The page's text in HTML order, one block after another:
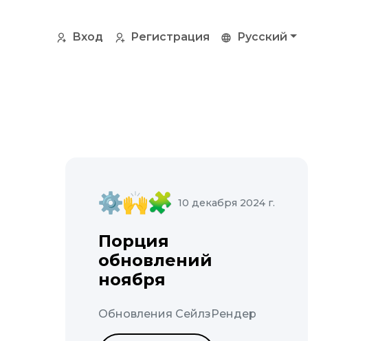
Вход Регистрация Русский
10 декабря 2024 г.
Порция
обновлений
ноября
Обновления СейлзРендер